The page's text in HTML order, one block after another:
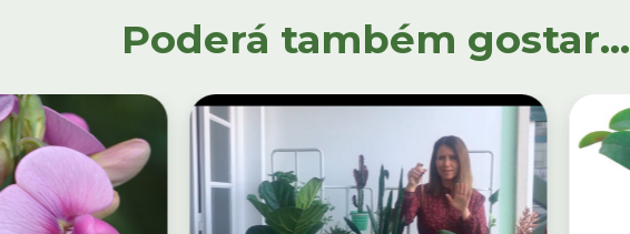
Poderá também gostar...